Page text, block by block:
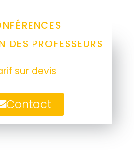
DES PROFESSEURS
sur devis
Contact